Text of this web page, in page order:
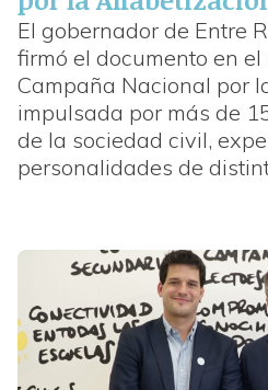
El gobernador de Entre
firmó el documento en el
Campaña Nacional por
impulsada por más de
de la sociedad civil,
personalidades de